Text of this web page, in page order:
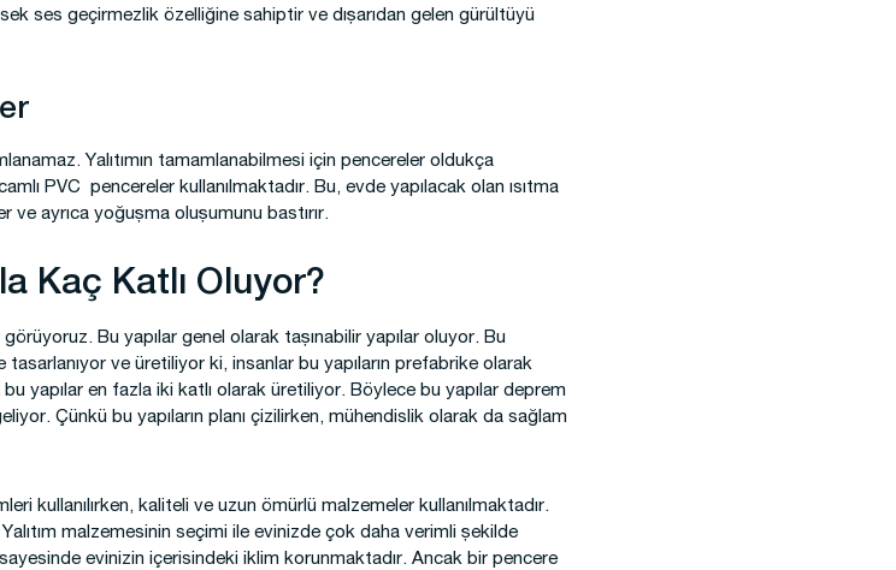
ses geçirmezlik özelliğine sahiptir ve dışarıdan gelen gürültüyü
Yalıtımın tamamlanabilmesi için pencereler oldukça
PVC pencereler kullanılmaktadır. Bu, evde yapılacak olan ısıtma
ve ayrıca yoğuşma oluşumunu bastırır.
Kaç Katlı Oluyor?
Bu yapılar genel olarak taşınabilir yapılar oluyor. Bu
ve üretiliyor ki, insanlar bu yapıların prefabrike olarak
yapılar en fazla iki katlı olarak üretiliyor. Böylece bu yapılar deprem
Çünkü bu yapıların planı çizilirken, mühendislik olarak da sağlam
kullanılırken, kaliteli ve uzun ömürlü malzemeler kullanılmaktadır.
malzemesinin seçimi ile evinizde çok daha verimli şekilde
evinizin içerisindeki iklim korunmaktadır. Ancak bir pencere